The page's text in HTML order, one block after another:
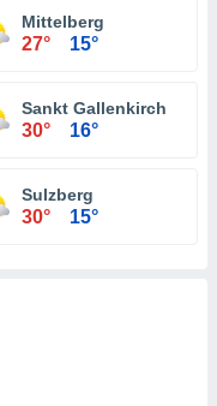
Mittelberg
27° 15°
Sankt Gallenkirch
30° 16°
Sulzberg
30° 15°